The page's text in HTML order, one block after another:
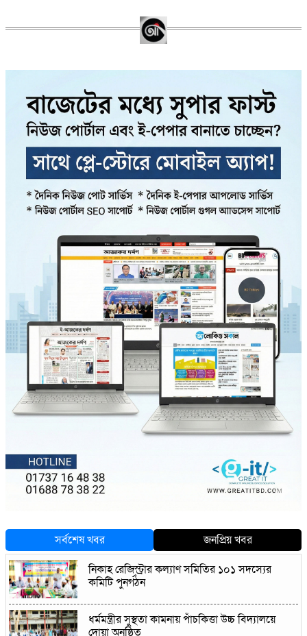
সর্বশেষ খবর
জনপ্রিয় খবর
নিকাহ রেজিস্ট্রার কল্যাণ সমিতির ১০১ সদস্যের
কমিটি পুনর্গঠন
ধর্মমন্ত্রীর সুস্থতা কামনায় পাঁচকিত্তা উচ্চ বিদ্যালয়ে
দোয়া অনুষ্ঠিত